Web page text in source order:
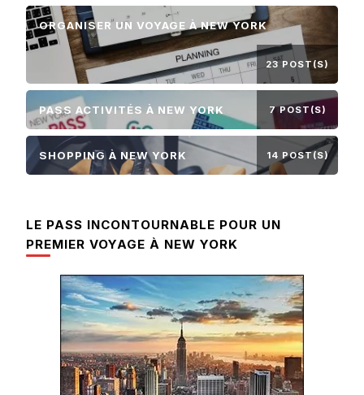
ORGANISER UN VOYAGE À NEW YORK
23 POST(S)
PASS ACTIVITÉS À NEW YORK 7 POST(S)
SHOPPING À NEW YORK 14 POST(S)
LE PASS INCONTOURNABLE POUR UN
PREMIER VOYAGE À NEW YORK